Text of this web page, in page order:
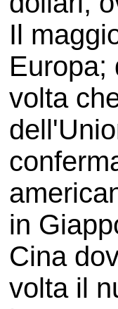
Il
Europa;
volta
in
Cina
volta il